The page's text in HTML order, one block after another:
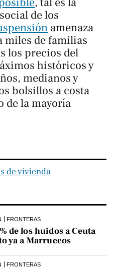
de los
amenaza
miles de familias
los precios del
históricos y
medianos y
bolsillos a costa
de la mayoría
de vivienda
FRONTERAS
de los huidos a Ceuta
ya a Marruecos
FRONTERAS